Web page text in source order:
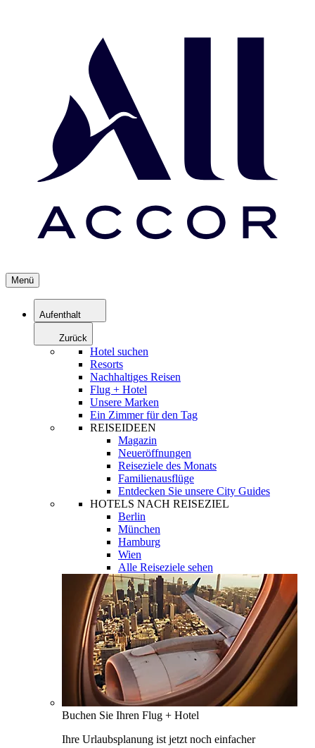
Menü
Aufenthalt
Zurück
Hotel suchen
Resorts
Nachhaltiges Reisen
Flug + Hotel
Unsere Marken
Ein Zimmer für den Tag
REISEIDEEN
Magazin
Neueröffnungen
Reiseziele des Monats
Familienausflüge
Entdecken Sie unsere City Guides
HOTELS NACH REISEZIEL
Berlin
München
Hamburg
Wien
Alle Reiseziele sehen
Buchen Sie Ihren Flug + Hotel
Ihre Urlaubsplanung ist jetzt noch einfacher